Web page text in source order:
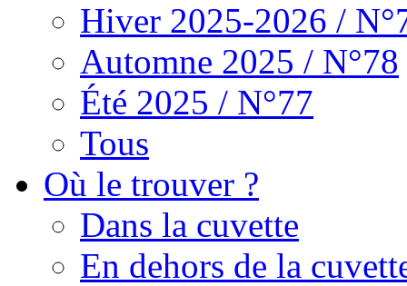
Hiver 2025-2026 /
Automne 2025 / N°78
Été 2025 / N°77
Tous
Où le trouver ?
Dans la cuvette
En dehors de la